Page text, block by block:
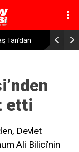
Sütü, Bir
etti
Devlet
Ali Bilici’nin